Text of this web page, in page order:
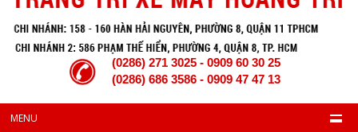
(0286) 271 3025 - 0909 60 30 25
(0286) 686 3586 - 0909 47 47 13
MENU